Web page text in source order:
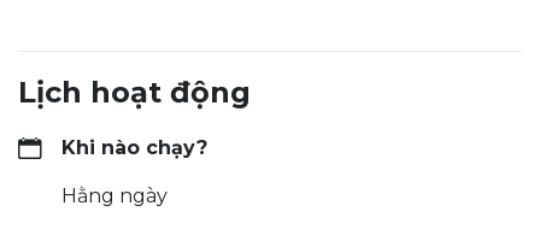
Lịch hoạt động
Khi nào chạy?
Hằng ngày